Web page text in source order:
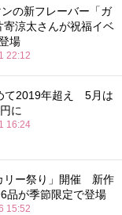
の新フレーバー「ガ
涼太さんが祝福イベ
場
22:12
て2019年超え 5月は
に
16:24
リー祭り」開催 新作
品が季節限定で登場
15:52